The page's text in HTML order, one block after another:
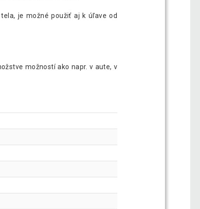
je možné použiť aj k úľave od
možností ako napr. v aute, v